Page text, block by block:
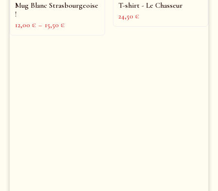
Mug Blanc Strasbourgeoise
!
12,00 € – 15,50 €
T-shirt - Le Chasseur
24,50 €